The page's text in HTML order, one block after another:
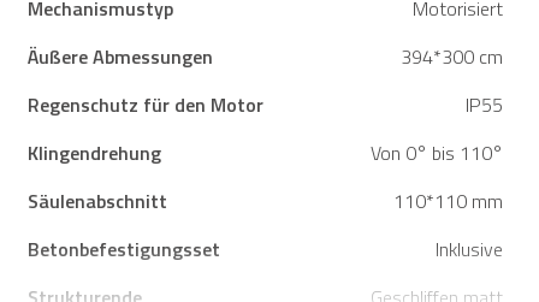
Mechanismustyp
Motorisiert
Äußere Abmessungen
394*300 cm
Regenschutz für den Motor
IP55
Klingendrehung
Von 0° bis 110°
Säulenabschnitt
110*110 mm
Betonbefestigungsset
Inklusive